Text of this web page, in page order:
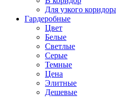
Для узкого коридора
Гардеробные
Цвет
Белые
Светлые
Серые
Темные
Цена
Элитные
Дешевые